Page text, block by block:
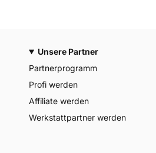
Unsere Partner
Partnerprogramm
Profi werden
Affiliate werden
Werkstattpartner werden